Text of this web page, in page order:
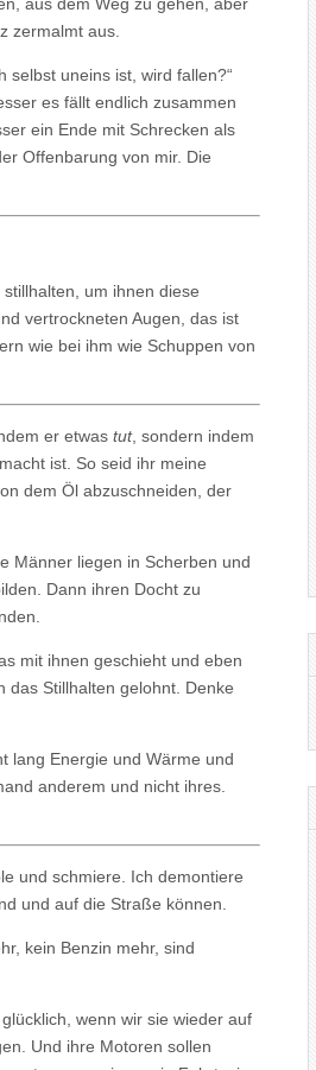
zermalmt aus.
selbst uneins ist, wird fallen?“
es fällt endlich zusammen
ein Ende mit Schrecken als
Offenbarung von mir. Die
um ihnen diese
vertrockneten Augen, das ist
wie bei ihm wie Schuppen von
er etwas tut, sondern indem
ist. So seid ihr meine
dem Öl abzuschneiden, der
Männer liegen in Scherben und
Dann ihren Docht zu
mit ihnen geschieht und eben
das Stillhalten gelohnt. Denke
lang Energie und Wärme und
anderem und nicht ihres.
und schmiere. Ich demontiere
und auf die Straße können.
kein Benzin mehr, sind
wenn wir sie wieder auf
Und ihre Motoren sollen